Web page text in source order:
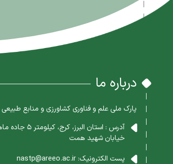
درباره ما
پارک ملی علم و فناوری کشاورزی و منابع طبیعی
آدرس : استان البرز،
خیابان شهید همت
پست الکترونیک:nastp@areeo.ac.ir